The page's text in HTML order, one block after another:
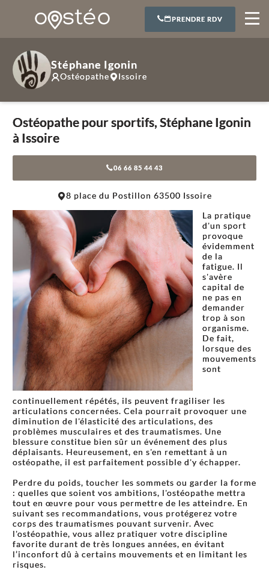
PRENDRE RDV
Stéphane Igonin
Ostéopathe Issoire
Ostéopathe pour sportifs, Stéphane Igonin
à Issoire
06 66 85 44 43
+
−
8 place du Postillon 63500 Issoire
La pratique
d'un sport
provoque
évidemment
de la
fatigue. Il
s'avère
capital de
ne pas en
demander
trop à son
organisme.
De fait,
lorsque des
mouvements
sont
continuellement répétés, ils peuvent fragiliser les
articulations concernées. Cela pourrait provoquer une
diminution de l'élasticité des articulations, des
problèmes musculaires et des traumatismes. Une
blessure constitue bien sûr un événement des plus
déplaisants. Heureusement, en s'en remettant à un
ostéopathe, il est parfaitement possible d'y échapper.
Perdre du poids, toucher les sommets ou garder la forme
: quelles que soient vos ambitions, l'ostéopathe mettra
tout en œuvre pour vous permettre de les atteindre. En
suivant ses recommandations, vous protégerez votre
corps des traumatismes pouvant survenir. Avec
l'ostéopathie, vous allez pratiquer votre discipline
favorite durant de très longues années, en évitant
l’inconfort dû à certains mouvements et en limitant les
risques.